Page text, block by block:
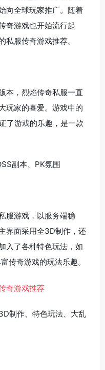
向全球玩家推广。随着
奇游戏也开始流行起
服传奇游戏推荐。
本，烈焰传奇私服一直
玩家的喜爱。游戏中的
了游戏的乐趣，是一款
副本、PK氛围
服游戏，以服务端稳
界面采用全3D制作，还
入了各种特色玩法，如
传奇游戏的玩法乐趣。
制作、特色玩法、大乱